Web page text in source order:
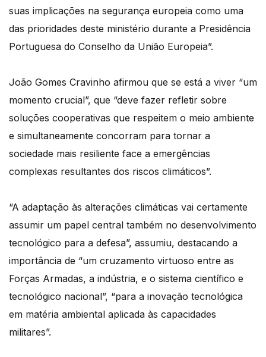
suas implicações na segurança europeia como uma
das prioridades deste ministério durante a Presidência
Portuguesa do Conselho da União Europeia”.
João Gomes Cravinho afirmou que se está a viver “um
momento crucial”, que “deve fazer refletir sobre
soluções cooperativas que respeitem o meio ambiente
e simultaneamente concorram para tornar a
sociedade mais resiliente face a emergências
complexas resultantes dos riscos climáticos”.
“A adaptação às alterações climáticas vai certamente
assumir um papel central também no desenvolvimento
tecnológico para a defesa”, assumiu, destacando a
importância de “um cruzamento virtuoso entre as
Forças Armadas, a indústria, e o sistema científico e
tecnológico nacional”, “para a inovação tecnológica
em matéria ambiental aplicada às capacidades
militares”.